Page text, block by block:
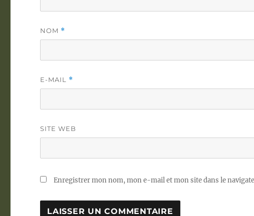
NOM *
E-MAIL *
SITE WEB
Enregistrer mon nom, mon e-mail et mon site dans le